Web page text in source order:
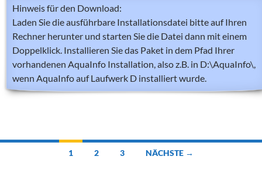
Hinweis für den Download:
Laden Sie die ausführbare Installationsdatei bitte auf Ihren
Rechner herunter und starten Sie die Datei dann mit einem
Doppelklick. Installieren Sie das Paket in dem Pfad Ihrer
vorhandenen AquaInfo Installation, also z.B. in D:\AquaInfo\,
wenn AquaInfo auf Laufwerk D installiert wurde.
Beitragsnavigation
1 2 3 NÄCHSTE →